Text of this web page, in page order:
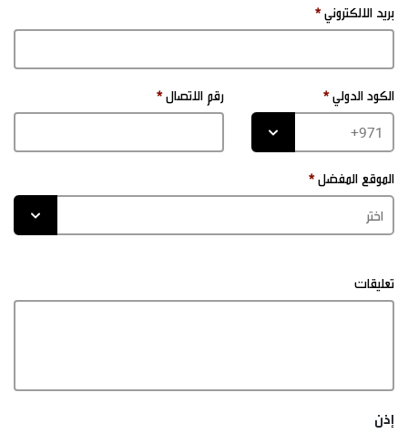
بريد الالكتروني
الكود الدولي رقم الاتصال
الموقع المفضل
تعليقات
إذن